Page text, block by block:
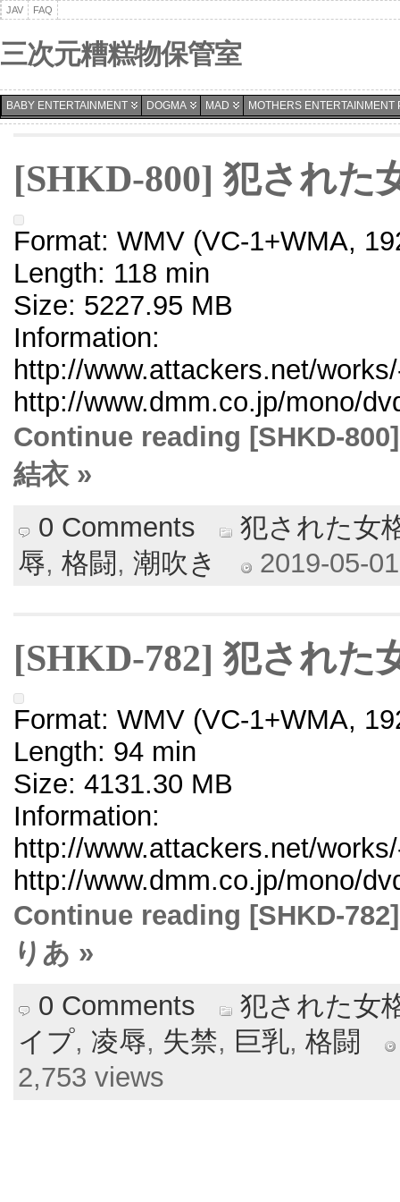
JAV FAQ
三次元糟糕物保管室
BABY ENTERTAINMENT DOGMA MAD MOTHERS ENTERTAINMENT
[SHKD-800] 犯された
Format: WMV (VC-1+WMA,
Length: 118 min
Size: 5227.95 MB
Information:
http://www.attackers.net/
http://www.dmm.co.jp/mono/
Continue reading [SHKD-
結衣 »
0 Comments
犯された女
辱, 格闘 , 潮吹き 2019-05-
[SHKD-782] 犯された
Format: WMV (VC-1+WMA,
Length: 94 min
Size: 4131.30 MB
Information:
http://www.attackers.net/
http://www.dmm.co.jp/mono/
Continue reading [SHKD-
りあ »
0 Comments
犯された女
イプ, 凌辱, 失禁, 巨乳, 格闘
2,753 views